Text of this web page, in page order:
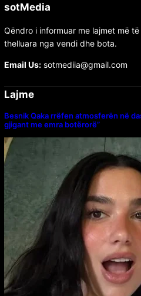
sotMedia
Qëndro i informuar me lajmet më
thelluara nga vendi dhe bota.
Email Us:sotmediia@gmail.com
Lajme
Besnik Qaka rrëfen atmosferën në
gjigant me emra botërorë”